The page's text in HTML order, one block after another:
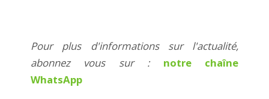
Pour plus d'informations sur l'actualité,
abonnez vous sur : notre chaîne
WhatsApp